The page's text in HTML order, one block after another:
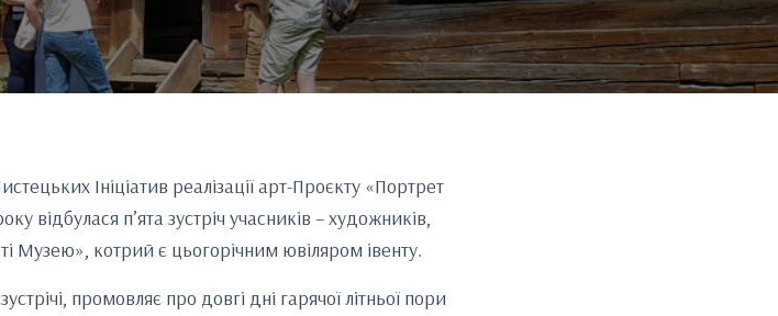
Ініціатив реалізації арт-Проєкту «Портрет
відбулася п’ята зустріч учасників – художників,
Музею», котрий є цьогорічним ювіляром івенту.
промовляє про довгі дні гарячої літньої пори